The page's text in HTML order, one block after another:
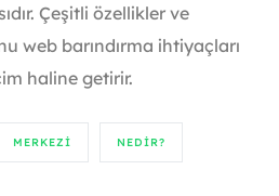
Çeşitli özellikler ve
web barındırma ihtiyaçları
haline getirir.
MERKEZI NEDIR?